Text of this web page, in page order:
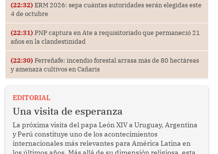
(22:32) ERM 2026: sepa cuántas autoridades serán elegidas este
4 de octubre
(22:31) PNP captura en Ate a requisitoriado que permaneció 21
años en la clandestinidad
(22:30) Ferreñafe: incendio forestal arrasa más de 80 hectáreas
y amenaza cultivos en Cañaris
EDITORIAL
Una visita de esperanza
La próxima visita del papa León XIV a Uruguay, Argentina
y Perú constituye uno de los acontecimientos
internacionales más relevantes para América Latina en